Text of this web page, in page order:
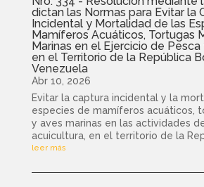
dictan las Normas para Evitar la
Incidental y Mortalidad de las
Mamíferos Acuáticos, Tortugas
Marinas en el Ejercicio de
en el Territorio de la República
Venezuela
Abr 10, 2026
Evitar la captura incidental y la
especies de mamíferos acuáticos,
y aves marinas en las actividades
acuicultura, en el territorio de la
leer más